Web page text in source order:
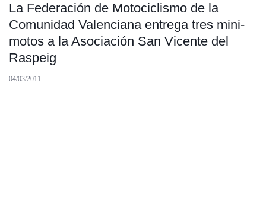
La Federación de Motociclismo de la
Comunidad Valenciana entrega tres mini-
motos a la Asociación San Vicente del
Raspeig
04/03/2011